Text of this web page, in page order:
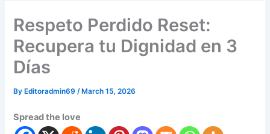
Respeto Perdido Reset:
Recupera tu Dignidad en 3
Días
By Editoradmin69/ March 15, 2026
Spread the love